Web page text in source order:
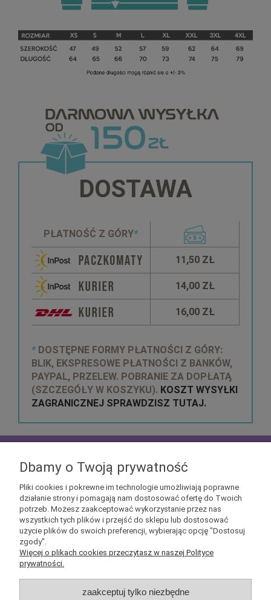
DOSTAWA
PŁATNOŚĆ Z GÓRY*
11,50 ZŁ
14,00 ZŁ
16,00 ZŁ
* DOSTĘPNE FORMY PŁATNOŚCI Z GÓRY:
BLIK, EKSPRESOWE PŁATNOŚCI Z BANKÓW,
PAYPAL, PRZELEW. POBRANIE ZA DOPŁATĄ
(SZCZEGÓŁY W KOSZYKU). KOSZT WYSYŁKI
ZAGRANICZNEJ SPRAWDZISZ TUTAJ.
otrzymać kupony rabatowe na geekowe itemy
Dbamy o Twoją prywatność
Pliki cookies i pokrewne im technologie umożliwiają poprawne
działanie strony i pomagają nam dostosować ofertę do Twoich
potrzeb. Możesz zaakceptować wykorzystanie przez nas
wszystkich tych plików i przejść do sklepu lub dostosować
użycie plików do swoich preferencji, wybierając opcję "Dostosuj
zgody".
Więcej o plikach cookies przeczytasz w naszej Polityce
prywatności.
zaakceptuj tylko niezbędne